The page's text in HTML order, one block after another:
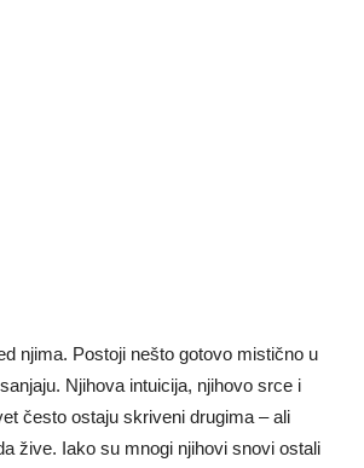
njima. Postoji nešto gotovo mistično u
Njihova intuicija, njihovo srce i
često ostaju skriveni drugima – ali
žive. Iako su mnogi njihovi snovi ostali